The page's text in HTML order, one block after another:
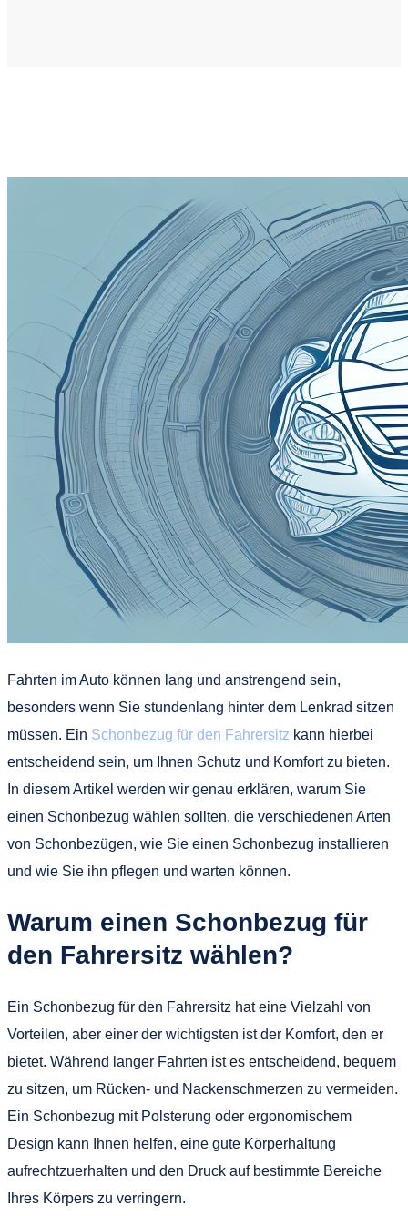
Fahrten im Auto können lang und anstrengend sein,
besonders wenn Sie stundenlang hinter dem Lenkrad sitzen
müssen. Ein Schonbezug für den Fahrersitz kann hierbei
entscheidend sein, um Ihnen Schutz und Komfort zu bieten.
In diesem Artikel werden wir genau erklären, warum Sie
einen Schonbezug wählen sollten, die verschiedenen Arten
von Schonbezügen, wie Sie einen Schonbezug installieren
und wie Sie ihn pflegen und warten können.
Warum einen Schonbezug für
den Fahrersitz wählen?
Ein Schonbezug für den Fahrersitz hat eine Vielzahl von
Vorteilen, aber einer der wichtigsten ist der Komfort, den er
bietet. Während langer Fahrten ist es entscheidend, bequem
zu sitzen, um Rücken- und Nackenschmerzen zu vermeiden.
Ein Schonbezug mit Polsterung oder ergonomischem
Design kann Ihnen helfen, eine gute Körperhaltung
aufrechtzuerhalten und den Druck auf bestimmte Bereiche
Ihres Körpers zu verringern.